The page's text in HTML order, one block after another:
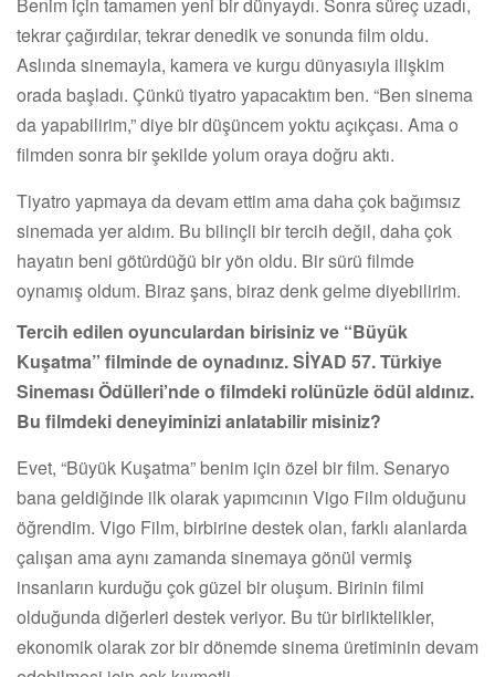
tekrar çağırdılar, tekrar denedik ve sonunda film oldu.
Aslında sinemayla, kamera ve kurgu dünyasıyla ilişkim
orada başladı. Çünkü tiyatro yapacaktım ben. “Ben sinema
da yapabilirim,” diye bir düşüncem yoktu açıkçası. Ama o
filmden sonra bir şekilde yolum oraya doğru aktı.
Tiyatro yapmaya da devam ettim ama daha çok bağımsız
sinemada yer aldım. Bu bilinçli bir tercih değil, daha çok
hayatın beni götürdüğü bir yön oldu. Bir sürü filmde
oynamış oldum. Biraz şans, biraz denk gelme diyebilirim.
Tercih edilen oyunculardan birisiniz ve “Büyük
Kuşatma” filminde de oynadınız. SİYAD 57. Türkiye
Sineması Ödülleri’nde o filmdeki rolünüzle ödül aldınız.
Bu filmdeki deneyiminizi anlatabilir misiniz?
Evet, “Büyük Kuşatma” benim için özel bir film. Senaryo
bana geldiğinde ilk olarak yapımcının Vigo Film olduğunu
öğrendim. Vigo Film, birbirine destek olan, farklı alanlarda
çalışan ama aynı zamanda sinemaya gönül vermiş
insanların kurduğu çok güzel bir oluşum. Birinin filmi
olduğunda diğerleri destek veriyor. Bu tür birliktelikler,
ekonomik olarak zor bir dönemde sinema üretiminin devam